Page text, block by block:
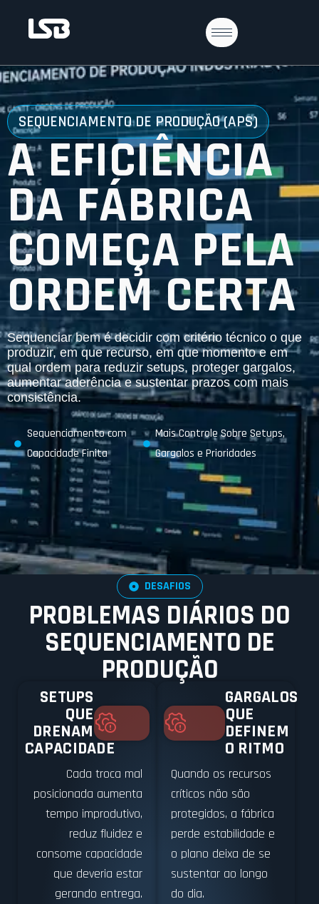
SEQUENCIAMENTO DE PRODUÇÃO (APS)
A EFICIÊNCIA
DA FÁBRICA
COMEÇA PELA
ORDEM CERTA
Sequenciar bem é decidir com critério técnico o que
produzir, em que recurso, em que momento e em
qual ordem para reduzir setups, proteger gargalos,
aumentar aderência e sustentar prazos com mais
consistência.
Sequenciamento com
Capacidade Finita
Mais Controle Sobre Setups,
Gargalos e Prioridades
DESAFIOS
PROBLEMAS DIÁRIOS DO
SEQUENCIAMENTO DE
PRODUÇÃO
SETUPS
QUE
DRENAM
CAPACIDADE
Cada troca mal
posicionada aumenta
tempo improdutivo,
reduz fluidez e
consome capacidade
que deveria estar
gerando entrega.
GARGALOS
QUE
DEFINEM
O RITMO
Quando os recursos
críticos não são
protegidos, a fábrica
perde estabilidade e
o plano deixa de se
sustentar ao longo
do dia.